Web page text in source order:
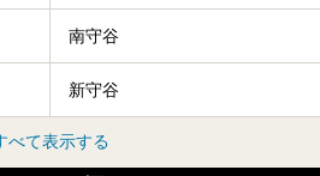
南守谷
新守谷
べて表示する